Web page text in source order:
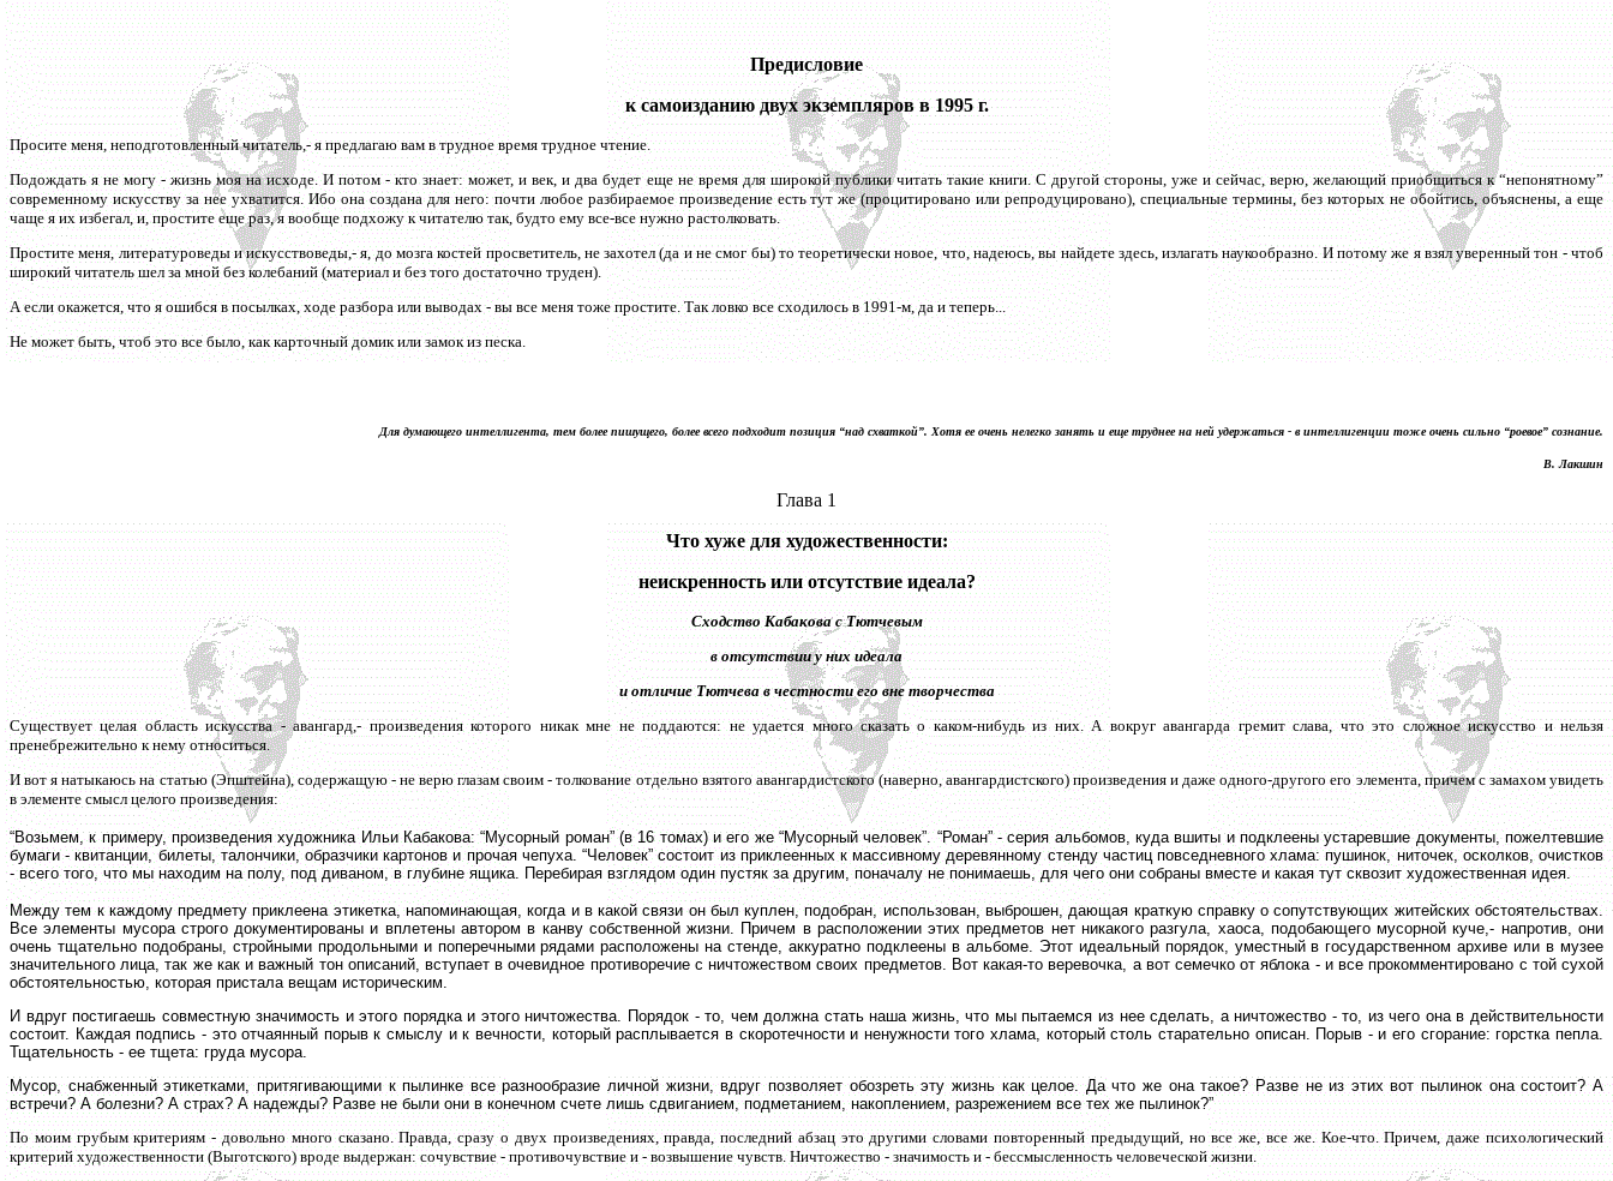
Предисловие
к самоизданию двух экземпляров в 1995 г.
Просите меня, неподготовленный читатель,- я предлагаю вам в трудное время трудное чтение.
Подождать я не могу - жизнь моя на исходе. И потом - кто знает: может, и век, и два будет еще не время для широкой публики читать такие книги. С другой стороны, уже и сейчас, верю, желающий приобщиться к “непонятному”
современному искусству за нее ухватится. Ибо она создана для него: почти любое разбираемое произведение есть тут же (процитировано или репродуцировано), специальные термины, без которых не обойтись, объяснены, а еще
чаще я их избегал, и, простите еще раз, я вообще подхожу к читателю так, будто ему все-все нужно растолковать.
Простите меня, литературоведы и искусствоведы,- я, до мозга костей просветитель, не захотел (да и не смог бы) то теоретически новое, что, надеюсь, вы найдете здесь, излагать наукообразно. И потому же я взял уверенный тон - чтоб
широкий читатель шел за мной без колебаний (материал и без того достаточно труден).
А если окажется, что я ошибся в посылках, ходе разбора или выводах - вы все меня тоже простите. Так ловко все сходилось в 1991-м, да и теперь...
Не может быть, чтоб это все было, как карточный домик или замок из песка.
Для думающего интеллигента, тем более пишущего, более всего подходит позиция “над схваткой”. Хотя ее очень нелегко занять и еще труднее на ней удержаться - в интеллигенции тоже очень сильно “роевое” сознание.
В. Лакшин
Глава 1
Что хуже для художественности:
неискренность или отсутствие идеала?
Сходство Кабакова с Тютчевым
в отсутствии у них идеала
и отличие Тютчева в честности его вне творчества
Существует целая область искусства - авангард,- произведения которого никак мне не поддаются: не удается много сказать о каком-нибудь из них. А вокруг авангарда гремит слава, что это сложное искусство и нельзя
пренебрежительно к нему относиться.
И вот я натыкаюсь на статью (Эпштейна), содержащую - не верю глазам своим - толкование отдельно взятого авангардистского (наверно, авангардистского) произведения и даже одного-другого его элемента, причем с замахом увидеть
в элементе смысл целого произведения:
“Возьмем, к примеру, произведения художника Ильи Кабакова: “Мусорный роман” (в 16 томах) и его же “Мусорный человек”. “Роман” - серия альбомов, куда вшиты и подклеены устаревшие документы, пожелтевшие
бумаги - квитанции, билеты, талончики, образчики картонов и прочая чепуха. “Человек” состоит из приклеенных к массивному деревянному стенду частиц повседневного хлама: пушинок, ниточек, осколков, очистков
- всего того, что мы находим на полу, под диваном, в глубине ящика. Перебирая взглядом один пустяк за другим, поначалу не понимаешь, для чего они собраны вместе и какая тут сквозит художественная идея.
Между тем к каждому предмету приклеена этикетка, напоминающая, когда и в какой связи он был куплен, подобран, использован, выброшен, дающая краткую справку о сопутствующих житейских обстоятельствах.
Все элементы мусора строго документированы и вплетены автором в канву собственной жизни. Причем в расположении этих предметов нет никакого разгула, хаоса, подобающего мусорной куче,- напротив, они
очень тщательно подобраны, стройными продольными и поперечными рядами расположены на стенде, аккуратно подклеены в альбоме. Этот идеальный порядок, уместный в государственном архиве или в музее
значительного лица, так же как и важный тон описаний, вступает в очевидное противоречие с ничтожеством своих предметов. Вот какая-то веревочка, а вот семечко от яблока - и все прокомментировано с той сухой
обстоятельностью, которая пристала вещам историческим.
И вдруг постигаешь совместную значимость и этого порядка и этого ничтожества. Порядок - то, чем должна стать наша жизнь, что мы пытаемся из нее сделать, а ничтожество - то, из чего она в действительности
состоит. Каждая подпись - это отчаянный порыв к смыслу и к вечности, который расплывается в скоротечности и ненужности того хлама, который столь старательно описан. Порыв - и его сгорание: горстка пепла.
Тщательность - ее тщета: груда мусора.
Мусор, снабженный этикетками, притягивающими к пылинке все разнообразие личной жизни, вдруг позволяет обозреть эту жизнь как целое. Да что же она такое? Разве не из этих вот пылинок она состоит? А
встречи? А болезни? А страх? А надежды? Разве не были они в конечном счете лишь сдвиганием, подметанием, накоплением, разрежением все тех же пылинок?”
По моим грубым критериям - довольно много сказано. Правда, сразу о двух произведениях, правда, последний абзац это другими словами повторенный предыдущий, но все же, все же. Кое-что. Причем, даже психологический
критерий художественности (Выготского) вроде выдержан: сочувствие - противочувствие и - возвышение чувств. Ничтожество - значимость и - бессмысленность человеческой жизни.